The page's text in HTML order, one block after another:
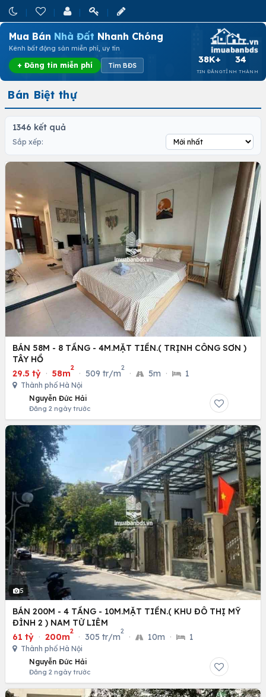
Mua Bán Nhà Đất Nhanh Chóng
Kênh bất động sản miễn phí, uy tín
+ Đăng tin miễn phí Tìm BĐS
38K+
TIN ĐĂNG
34
TỈNH THÀNH
Bán Biệt thự
1346 kết quả
Sắp xếp:
BÁN 58M - 8 TẦNG - 4M.MẶT TIỀN.( TRỊNH CÔNG SƠN )
TÂY HỒ
29.5 tỷ · 58m
2
· 509 tr/m
2
· 5m · 1
Thành phố Hà Nội
Nguyễn Đức Hải
Đăng 2 ngày trước
5
BÁN 200M - 4 TẦNG - 10M.MẶT TIỀN.( KHU ĐÔ THỊ MỸ
ĐÌNH 2 ) NAM TỪ LIÊM
61 tỷ · 200m
2
· 305 tr/m
2
· 10m · 1
Thành phố Hà Nội
Nguyễn Đức Hải
Đăng 2 ngày trước